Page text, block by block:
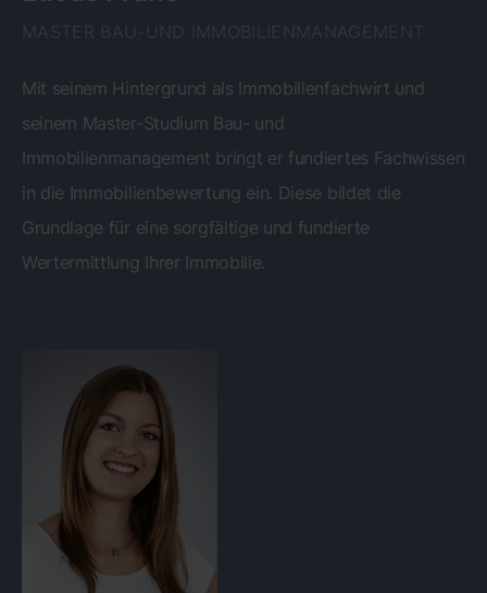
Mit seinem Hintergrund als Immobilienfachwirt und
seinem Master-Studium Bau- und
Immobilienmanagement bringt er fundiertes Fachwissen
in die Immobilienbewertung ein. Diese bildet die
Grundlage für eine sorgfältige und fundierte
Wertermittlung Ihrer Immobilie.